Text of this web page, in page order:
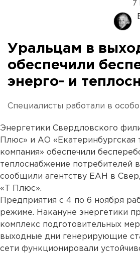
7
Уральцам в
обеспечили
энерго- и
Специалисты работали в
Энергетики Свердловского
Плюс» и АО «Екатеринбургская
компания» обеспечили
теплоснабжение потребителей
сообщили агентству ЕАН в
«Т Плюс».
Предприятия с 4 по 6 ноября
режиме. Накануне энергетики
комплекс подготовительных
выходные дни генерирующие
сети функционировали